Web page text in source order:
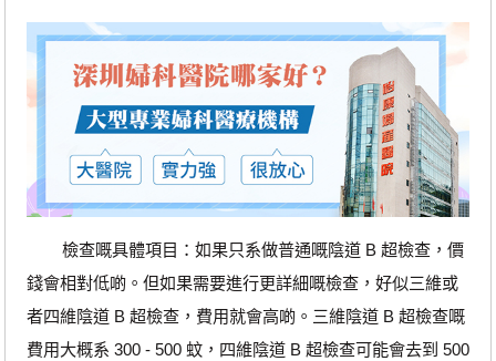
檢查嘅具體項目：如果只系做普通嘅陰道 B 超檢查，價
錢會相對低啲。但如果需要進行更詳細嘅檢查，好似三維或
者四維陰道 B 超檢查，費用就會高啲。三維陰道 B 超檢查嘅
費用大概系 300 - 500 蚊，四維陰道 B 超檢查可能會去到 500